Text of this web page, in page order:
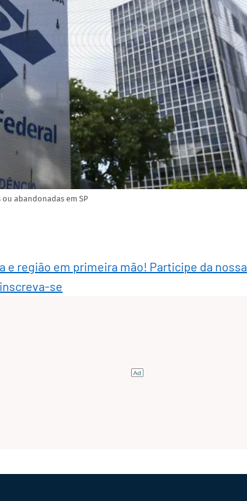
abandonadas em SP
e região em primeira mão! Participe da nossa
se